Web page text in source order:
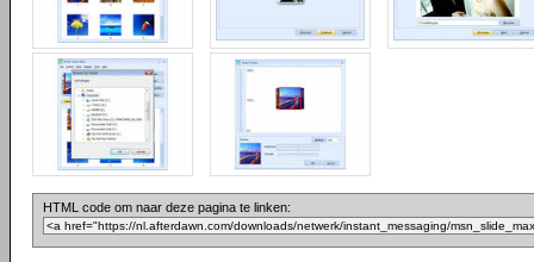
HTML code om naar deze pagina te linken: